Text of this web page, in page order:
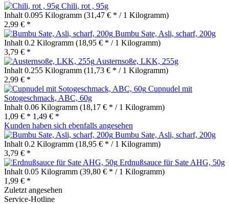
Chili, rot , 95g
Inhalt 0.095 Kilogramm (31,47 € * / 1 Kilogramm)
2,99 € *
Bumbu Sate, Asli, scharf, 200g
Inhalt 0.2 Kilogramm (18,95 € * / 1 Kilogramm)
3,79 € *
Austernsoße, LKK, 255g
Inhalt 0.255 Kilogramm (11,73 € * / 1 Kilogramm)
2,99 € *
Cupnudel mit
Sotogeschmack, ABC, 60g
Inhalt 0.06 Kilogramm (18,17 € * / 1 Kilogramm)
1,09 € * 1,49 € *
Kunden haben sich ebenfalls angesehen
Bumbu Sate, Asli, scharf, 200g
Inhalt 0.2 Kilogramm (18,95 € * / 1 Kilogramm)
3,79 € *
Erdnußsauce für Sate AHG, 50g
Inhalt 0.05 Kilogramm (39,80 € * / 1 Kilogramm)
1,99 € *
Zuletzt angesehen
Service-Hotline